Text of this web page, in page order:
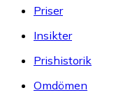
Priser
Insikter
Prishistorik
Omdömen